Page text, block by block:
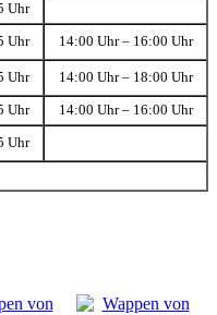
Uhr
Uhr 14:00 Uhr – 16:00 Uhr
Uhr 14:00 Uhr – 18:00 Uhr
Uhr 14:00 Uhr – 16:00 Uhr
Uhr